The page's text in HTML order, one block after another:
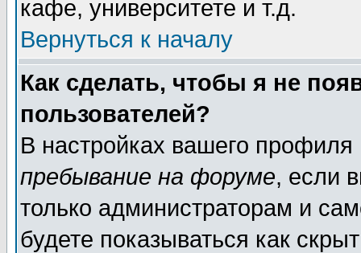
кафе, университете и т.д.
Вернуться к началу
Как сделать, чтобы я не
пользователей?
В настройках вашего
пребывание на форуме, если
только администраторам и
будете показываться как